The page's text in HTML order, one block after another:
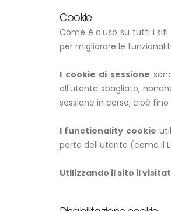
Cookie
Come è d'uso su tutti i
per migliorare le
I cookie di sessione
all'utente sbagliato,
sessione in corso, cioè
I functionality cookie
parte dell'utente (come il
Utilizzando il sito il